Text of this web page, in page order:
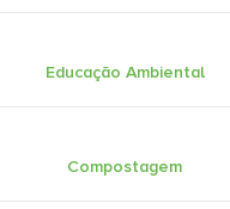
Educação Ambiental
Compostagem